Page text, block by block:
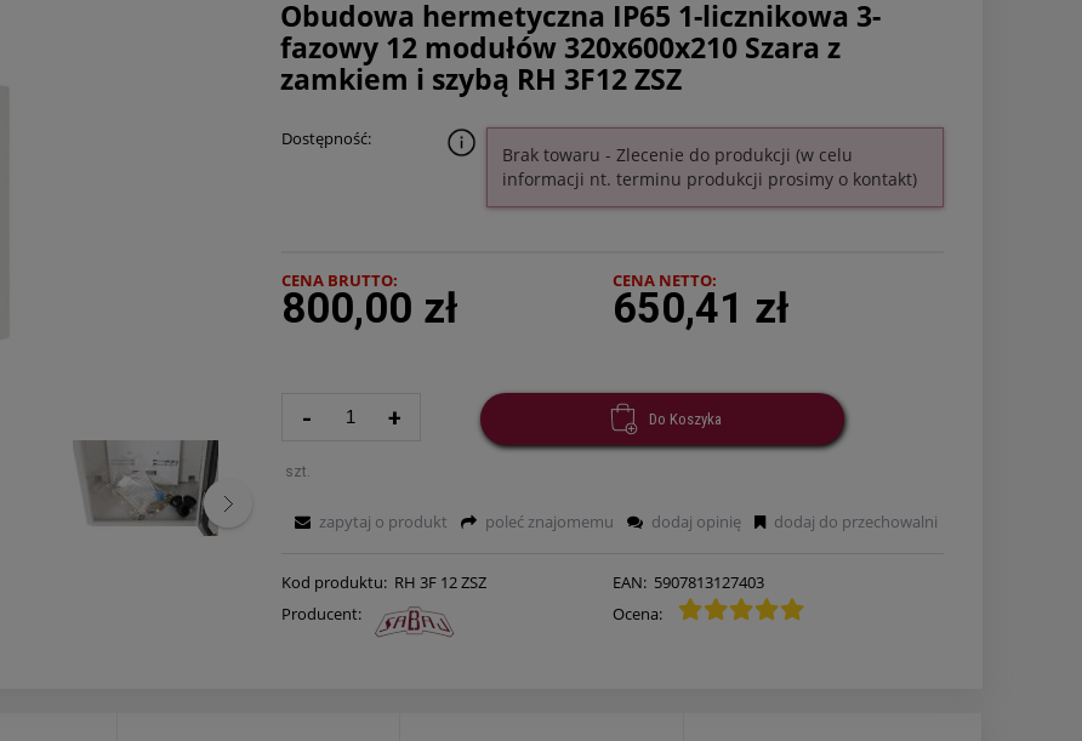
Obudowa hermetyczna IP65 1-licznikowa 3-
fazowy 12 modułów 320x600x210 Szara z
zamkiem i szybą RH 3F12 ZSZ
Dostępność:
Brak towaru - Zlecenie do produkcji (w celu
informacji nt. terminu produkcji prosimy o kontakt)
CENA BRUTTO:
800,00 zł
CENA NETTO:
650,41 zł
- +
szt.
Do Koszyka
Kod produktu: RH 3F 12 ZSZ EAN: 5907813127403
Ocena:
Producent:
zapytaj o produkt poleć znajomemu dodaj opinię dodaj do przechowalni